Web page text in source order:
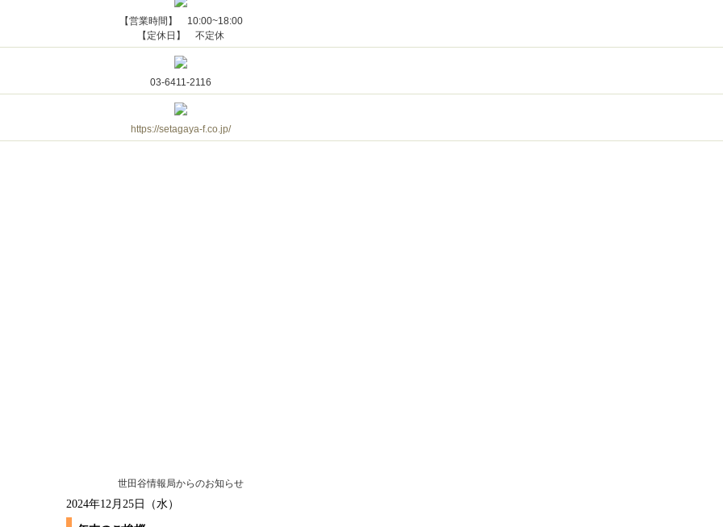
【営業時間】 10:00~18:00
【定休日】 不定休
03-6411-2116
https://setagaya-f.co.jp/
世田谷情報局からのお知らせ